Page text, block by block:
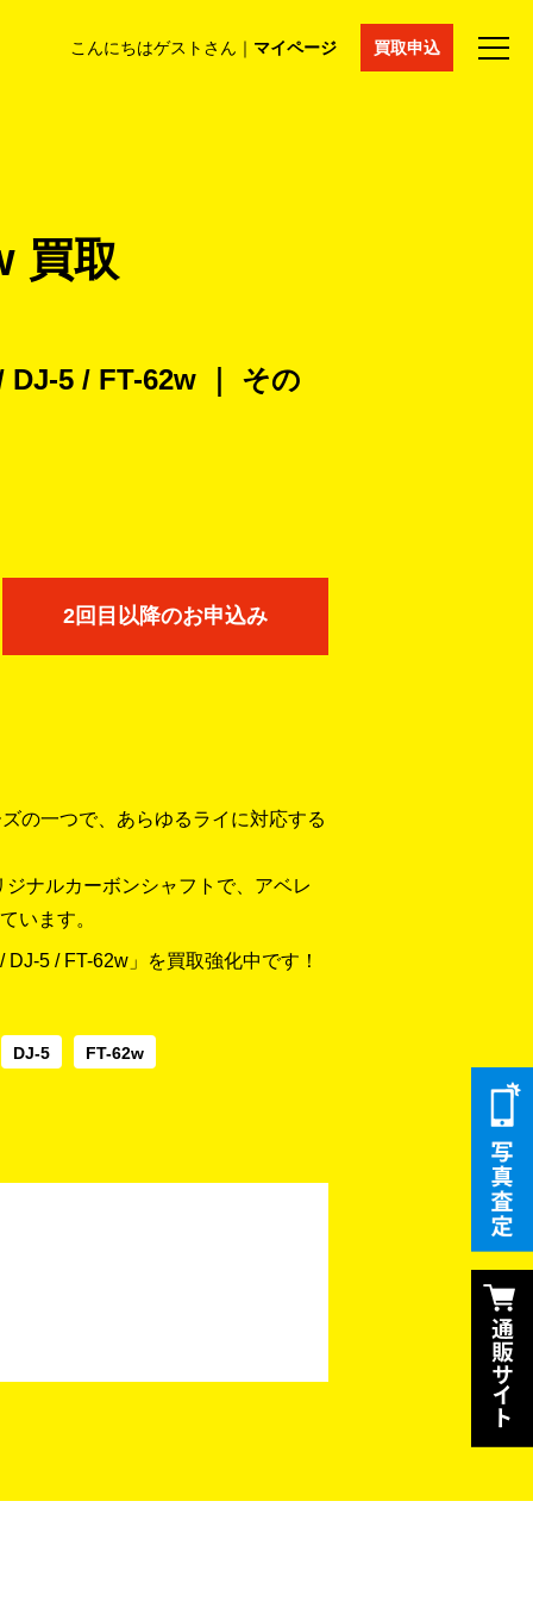
こんにちはゲストさん｜ マイページ 買取申込
コラム マイページ 採用情報 通販サイト
買取
5 / FT-62w ｜ その
2回目以降のお申込み
の一つで、あらゆるライに対応する
ナルカーボンシャフトで、アベレ
います。
5 / FT-62w」を買取強化中です！
DJ-5 FT-62w